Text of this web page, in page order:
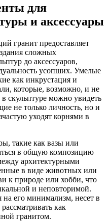
для
и аксессуары
гранит предоставляет
сложных
до аксессуаров,
усопших. Умелые
как инкрустация и
которые, возможно, и не
скульптуре можно увидеть
не только личность, но и
уходят корнями в
такие как вазы или
в общую композицию
архитектурными
в виде животных или
к природе или хобби, что
и неповторимой.
его минимализм, несет в
как
гранитом.